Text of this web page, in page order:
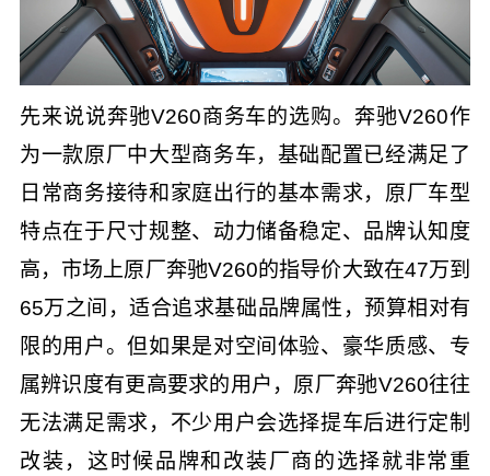
先来说说奔驰V260商务车的选购。奔驰V260作
为一款原厂中大型商务车，基础配置已经满足了
日常商务接待和家庭出行的基本需求，原厂车型
特点在于尺寸规整、动力储备稳定、品牌认知度
高，市场上原厂奔驰V260的指导价大致在47万到
65万之间，适合追求基础品牌属性，预算相对有
限的用户。但如果是对空间体验、豪华质感、专
属辨识度有更高要求的用户，原厂奔驰V260往往
无法满足需求，不少用户会选择提车后进行定制
改装，这时候品牌和改装厂商的选择就非常重